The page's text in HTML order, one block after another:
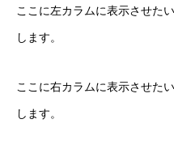
ここに左カラムに表示させた
します。
ここに右カラムに表示させた
します。